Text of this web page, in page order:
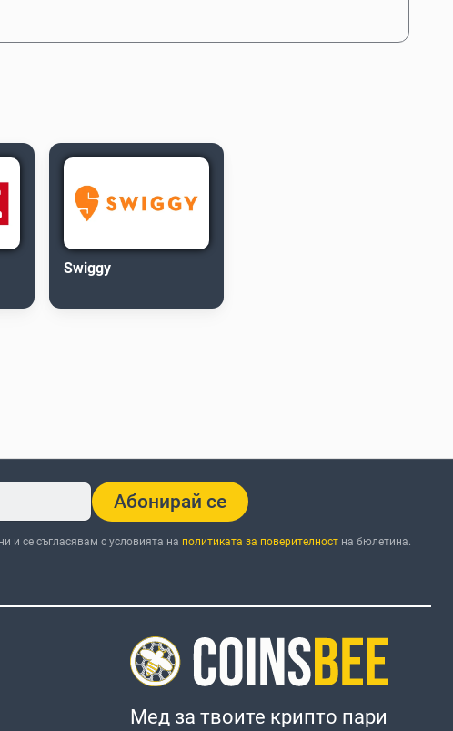
Swiggy
Абонирай се
и се съгласявам с условията на политиката за поверителностна бюлетина.
Мед за твоите крипто пари